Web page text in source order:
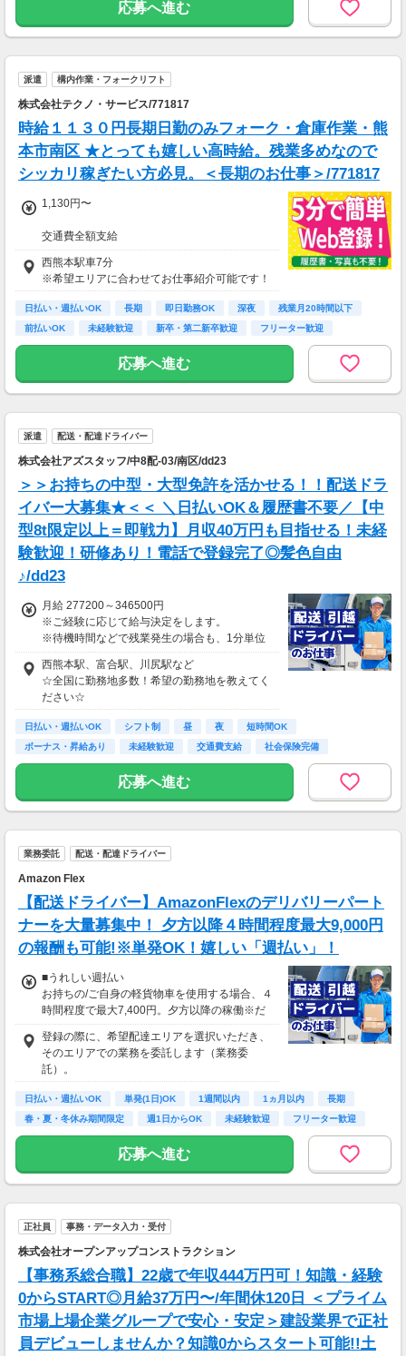
応募へ進む
派遣 構内作業・フォークリフト
株式会社テクノ・サービス/771817
時給１１３０円長期日勤のみフォーク・倉庫作業・熊
本市南区 ★とっても嬉しい高時給。残業多めなので
シッカリ稼ぎたい方必見。＜長期のお仕事＞/771817
1,130円〜
交通費全額支給
即払い制度有
西熊本駅車7分
※希望エリアに合わせてお仕事紹介可能です！
日払い・週払いOK 長期 即日勤務OK 深夜
残業月20時間以下
前払いOK
未経験歓迎 新卒・第二新卒歓迎 フリーター歓迎
応募へ進む
派遣 配送・配達ドライバー
株式会社アズスタッフ/中8配-03/南区/dd23
＞＞お持ちの中型・大型免許を活かせる！！配送ドラ
イバー大募集★＜＜ ＼日払いOK＆履歴書不要／【中
型8t限定以上＝即戦力】月収40万円も目指せる！未経
験歓迎！研修あり！電話で登録完了◎髪色自由
♪/dd23
月給 277200～346500円
※ご経験に応じて給与決定をします。
※待機時間などで残業発生の場合も、1分単位
で残業代をお支払いします！
※研修・研修時給については面談時にお伝えし
ます
＊交通費一部支給（案件による）
西熊本駅、富合駅、川尻駅など
☆全国に勤務地多数！希望の勤務地を教えてく
ださい☆
日払い・週払いOK シフト制 昼 夜
短時間OK
ボーナス・昇給あり
未経験歓迎 交通費支給 社会保険完備
応募へ進む
業務委託 配送・配達ドライバー
Amazon Flex
【配送ドライバー】AmazonFlexのデリバリーパート
ナーを大量募集中！ 夕方以降４時間程度最大9,000円
の報酬も可能!※単発OK！嬉しい「週払い」！
■うれしい週払い
お持ちの/ご自身の軽貨物車を使用する場合、４
時間程度で最大7,400円。夕方以降の稼働※だ
と４時間程度で最9,000円の報酬が獲得可能！
給与ではなく、委託業務に応じた報酬をお支払
いする業務委託のお仕事です。うれしい週払
い。
を想定。地域により異なります
払いますが、可能な場合は、より早く、週払い
で前週稼働分をお支払いします。
登録の際に、希望配達エリアを選択いただき、
そのエリアでの業務を委託します（業務委
登録の際に、希望配達エリアを選択いただき、
そのエリアでの業務を委託します（業務委
託）。
日払い・週払いOK 単発(1日)OK 1週間以内 1ヵ月以内
長期
春・夏・冬休み期間限定
週1日からOK 未経験歓迎 フリーター歓迎
応募へ進む
正社員 事務・データ入力・受付
株式会社オープンアップコンストラクション
【事務系総合職】22歳で年収444万円可！知識・経験
0からSTART◎月給37万円〜/年間休120日 ＜プライム
市場上場企業グループで安心・安定＞建設業界で正社
員デビューしませんか？知識0からスタート可能!!土